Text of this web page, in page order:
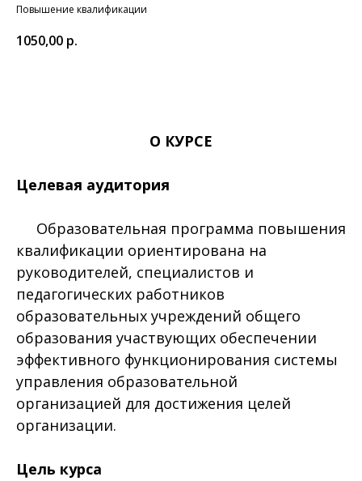
Повышение квалификации
1050,00 р.
О КУРСЕ
Целевая аудитория
Образовательная программа повышения
квалификации ориентирована на
руководителей, специалистов и
педагогических работников
образовательных учреждений общего
образования участвующих обеспечении
эффективного функционирования системы
управления образовательной
организацией для достижения целей
организации.
Цель курса